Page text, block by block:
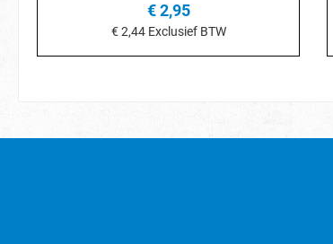
€ 2,95
€ 2,44 Exclusief BTW